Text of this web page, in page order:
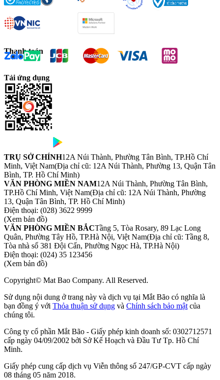
Thanh toán
Tải ứng dụng
TRỤ SỞ CHÍNH12A Núi Thành, Phường Tân Bình, TP.Hồ Chí
Minh, Việt Nam(Địa chỉ cũ: 12A Núi Thành, Phường 13, Quận Tân
Bình, TP. Hồ Chí Minh)
VĂN PHÒNG MIỀN NAM12A Núi Thành, Phường Tân Bình,
TP.Hồ Chí Minh, Việt Nam(Địa chỉ cũ: 12A Núi Thành, Phường
13, Quận Tân Bình, TP. Hồ Chí Minh)
Điện thoại: (028) 3622 9999
(Xem bản đồ)
VĂN PHÒNG MIỀN BẮCTầng 5, Tòa Rosary, 89 Lạc Long
Quân, Phường Tây Hồ, TP.Hà Nội, Việt Nam(Địa chỉ cũ: Tầng 8,
Tòa nhà số 381 Đội Cấn, Phường Ngọc Hà, TP.Hà Nội)
Điện thoại: (024) 35 123456
(Xem bản đồ)
Copyright© Mat Bao Company. All Reserved.
Sử dụng nội dung ở trang này và dịch vụ tại Mắt Bão có nghĩa là
bạn đồng ý với Thỏa thuận sử dụng và Chính sách bảo mật của
chúng tôi.
Công ty cổ phần Mắt Bão - Giấy phép kinh doanh số: 0302712571
cấp ngày 04/09/2002 bởi Sở Kế Hoạch và Đầu Tư Tp. Hồ Chí
Minh.
Giấy phép cung cấp dịch vụ Viễn thông số 247/GP-CVT cấp ngày
08 tháng 05 năm 2018.